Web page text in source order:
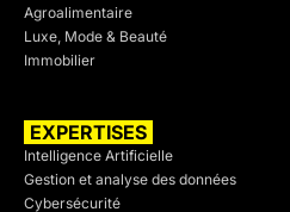
Agroalimentaire
Luxe, Mode & Beauté
Immobilier
EXPERTISES
Intelligence Artificielle
Gestion et analyse des données
Cybersécurité